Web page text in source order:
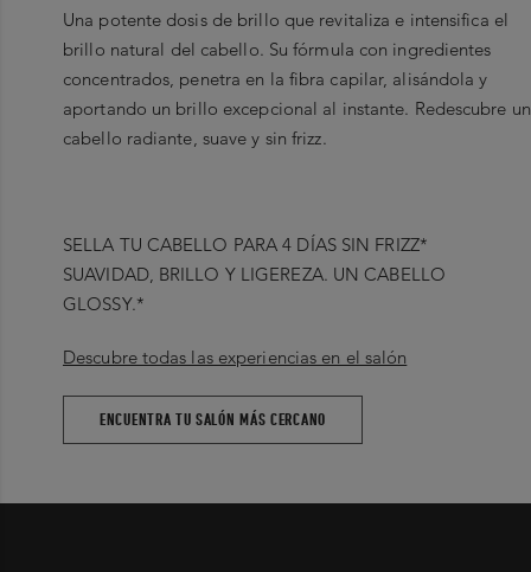
Una potente dosis de brillo que revitaliza e intensifica el
brillo natural del cabello. Su fórmula con ingredientes
concentrados, penetra en la fibra capilar, alisándola y
aportando un brillo excepcional al instante. Redescubre un
cabello radiante, suave y sin frizz.
SELLA TU CABELLO PARA 4 DÍAS SIN FRIZZ*
SUAVIDAD, BRILLO Y LIGEREZA. UN CABELLO
GLOSSY.*
Descubre todas las experiencias en el salón
ENCUENTRA TU SALÓN MÁS CERCANO